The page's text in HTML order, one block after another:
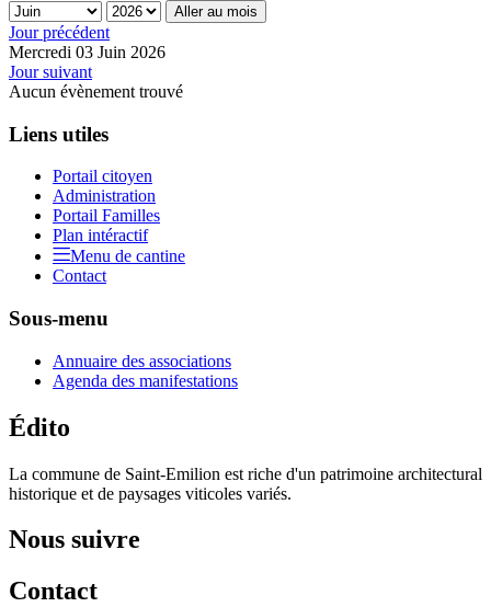
Aller au mois
Jour précédent
Mercredi 03 Juin 2026
Jour suivant
Aucun évènement trouvé
Liens utiles
Portail citoyen
Administration
Portail Familles
Plan intéractif
Menu de cantine
Contact
Sous-menu
Annuaire des associations
Agenda des manifestations
Édito
La commune de Saint-Emilion est riche d'un patrimoine architectural
historique et de paysages viticoles variés.
Nous suivre
Contact